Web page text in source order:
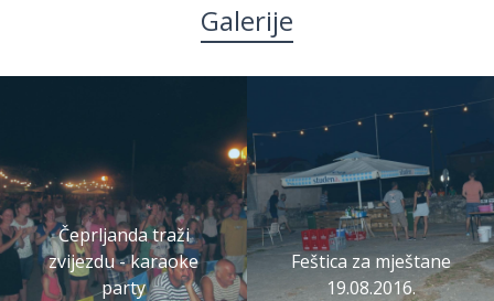
Galerije
Čeprljanda traži
zvijezdu - karaoke
party
Feštica za mještane
19.08.2016.